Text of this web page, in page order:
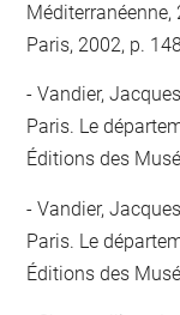
Méditerranéenne,
Paris, 2002, p.
Vandier,
Paris. Le
Éditions des
Vandier,
Paris. Le
Éditions des